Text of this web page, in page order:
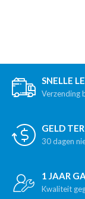
SNELLE
Verzending
GELD
30 dagen
1 JAAR
Kwaliteit